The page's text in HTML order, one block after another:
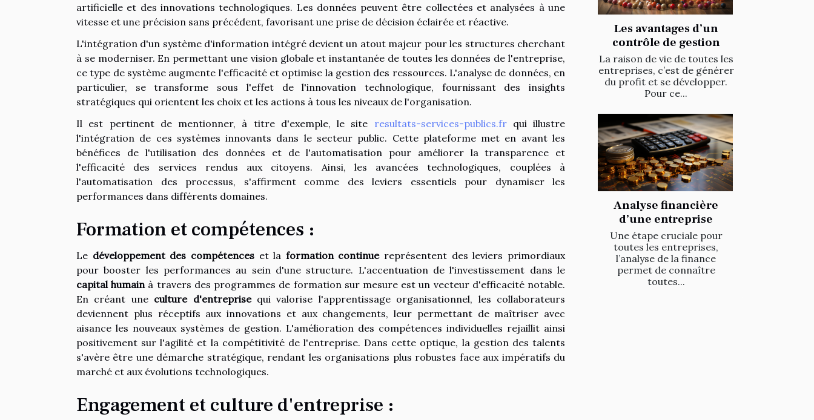
artificielle et des innovations technologiques. Les données peuvent être collectées et analysées à une
vitesse et une précision sans précédent, favorisant une prise de décision éclairée et réactive.
L'intégration d'un système d'information intégré devient un atout majeur pour les structures cherchant
à se moderniser. En permettant une vision globale et instantanée de toutes les données de l'entreprise,
ce type de système augmente l'efficacité et optimise la gestion des ressources. L'analyse de données, en
particulier, se transforme sous l'effet de l'innovation technologique, fournissant des insights
stratégiques qui orientent les choix et les actions à tous les niveaux de l'organisation.
Il est pertinent de mentionner, à titre d'exemple, le site resultats-services-publics.frqui illustre
l'intégration de ces systèmes innovants dans le secteur public. Cette plateforme met en avant les
bénéfices de l'utilisation des données et de l'automatisation pour améliorer la transparence et
l'efficacité des services rendus aux citoyens. Ainsi, les avancées technologiques, couplées à
l'automatisation des processus, s'affirment comme des leviers essentiels pour dynamiser les
performances dans différents domaines.
Formation et compétences :
Le développement des compétenceset la formation continuereprésentent des leviers primordiaux
pour booster les performances au sein d'une structure. L'accentuation de l'investissement dans le
capital humainà travers des programmes de formation sur mesure est un vecteur d'efficacité notable.
En créant une culture d'entreprisequi valorise l'apprentissage organisationnel, les collaborateurs
deviennent plus réceptifs aux innovations et aux changements, leur permettant de maîtriser avec
aisance les nouveaux systèmes de gestion. L'amélioration des compétences individuelles rejaillit ainsi
positivement sur l'agilité et la compétitivité de l'entreprise. Dans cette optique, la gestion des talents
s'avère être une démarche stratégique, rendant les organisations plus robustes face aux impératifs du
marché et aux évolutions technologiques.
Engagement et culture d'entreprise :
Les avantages d’un
contrôle de gestion
La raison de vie de toutes les
entreprises, c’est de générer
du profit et se développer.
Pour ce...
Analyse financière
d’une entreprise
Une étape cruciale pour
toutes les entreprises,
l’analyse de la finance
permet de connaître
toutes...